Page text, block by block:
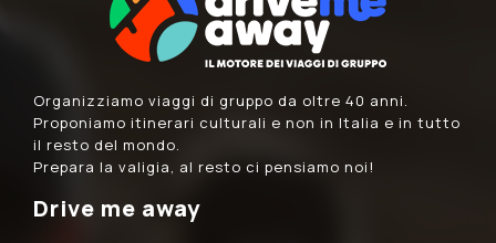
Organizziamo viaggi di gruppo da oltre 40 anni.
Proponiamo itinerari culturali e non in Italia e in tutto
il resto del mondo.
Prepara la valigia, al resto ci pensiamo noi!
Drive me away